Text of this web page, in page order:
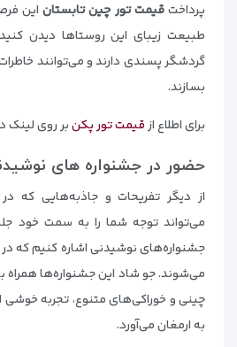
پرداختقیمت تور چین تابستاناین
طبیعت زیبای این روستاها دیدن
گردشگر پسندی دارند و می‌توانند
بسازند.
برای اطلاع ازقیمت تور پکنبر روی لینک
حضور در جشنواره های
از دیگر تفریحات و جاذبه‌هایی که در
می‌تواند توجه شما را به سمت خود
جشنواره‌های نوشیدنی اشاره کنیم که
می‌شوند. جو شاد این جشنواره‌ها
چینی و خوراکی‌های متنوع، تجربه خوشی
به ارمغان می‌آورد.